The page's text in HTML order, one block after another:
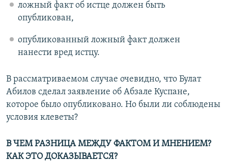
ложный факт об истце должен быть
опубликован,
опубликованный ложный факт должен
нанести вред истцу.
В рассматриваемом случае очевидно, что Булат
Абилов сделал заявление об Абзале Куспане,
которое было опубликовано. Но были ли соблюдены
условия клеветы?
В ЧЕМ РАЗНИЦА МЕЖДУ ФАКТОМ И МНЕНИЕМ?
КАК ЭТО ДОКАЗЫВАЕТСЯ?